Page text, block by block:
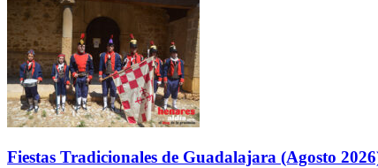
Fiestas Tradicionales de Guadalajara (Agosto